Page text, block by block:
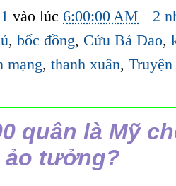
vào lúc 6:00:00 AM
2
,bốc đồng, Cửu Bả Đao,
mạng,thanh xuân,
quân là Mỹ
ảo tưởng?